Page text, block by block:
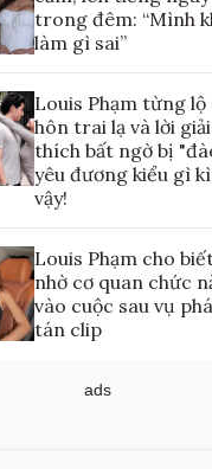
trong đêm: “Mình
làm gì sai”
Louis Phạm từng lộ
hôn trai lạ và lời giải
thích bất ngờ bị
yêu đương kiểu gì
vậy!
Louis Phạm cho
nhờ cơ quan chức
vào cuộc sau vụ
tán clip
ads